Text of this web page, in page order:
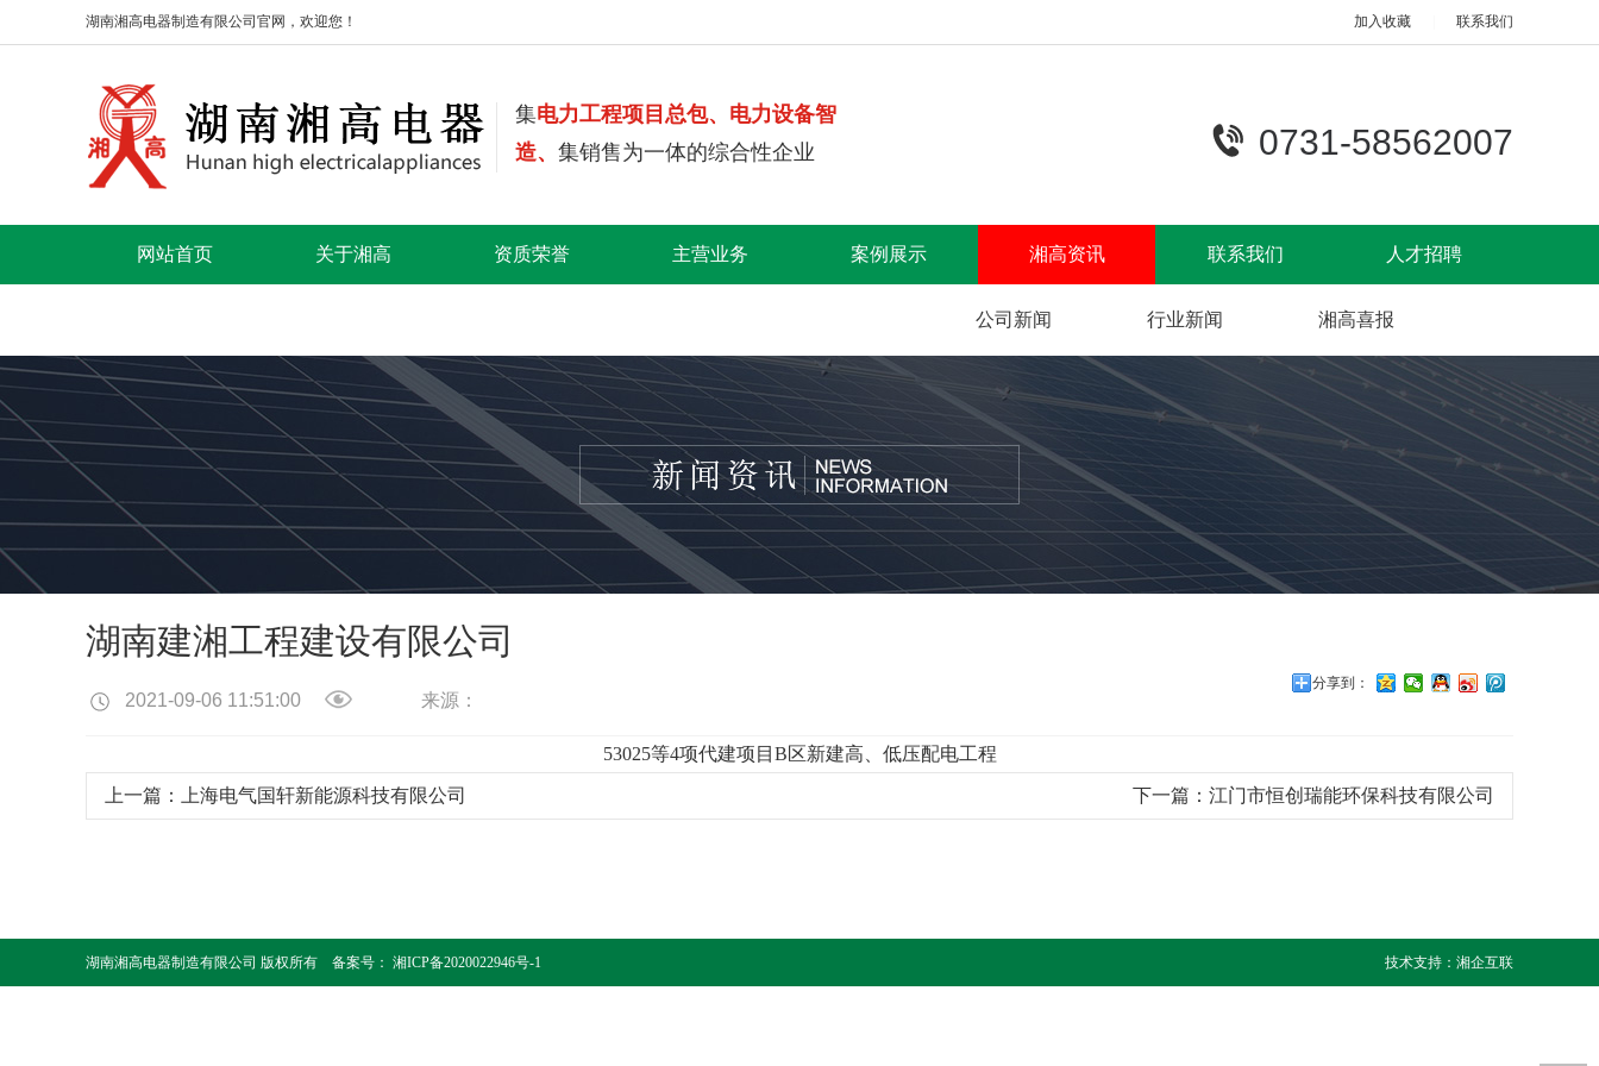
湖南湘高电器制造有限公司官网，欢迎您！ 加入收藏 联系我们
集电力工程项目总包、电力设备智
造、 集销售为一体的综合性企业 0731-58562007
网站首页 关于湘高 资质荣誉 主营业务 案例展示 湘高资讯 联系我们 人才招聘
公司新闻 行业新闻 湘高喜报
湖南建湘工程建设有限公司
2021-09-06 11:51:00 来源：
分享到：
53025等4项代建项目B区新建高、低压配电工程
上一篇： 上海电气国轩新能源科技有限公司 下一篇： 江门市恒创瑞能环保科技有限公司
湖南湘高电器制造有限公司 版权所有 备案号： 湘ICP备2020022946号-1 技术支持： 湘企互联